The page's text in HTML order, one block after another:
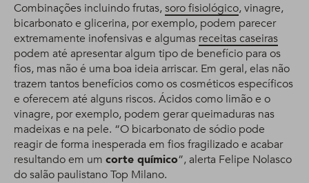
Combinações incluindo frutas,soro fisiológico, vinagre,
bicarbonato e glicerina, por exemplo, podem parecer
extremamente inofensivas e algumas receitas caseiras
podem até apresentar algum tipo de benefício para os
fios, mas não é uma boa ideia arriscar. Em geral, elas não
trazem tantos benefícios como os cosméticos específicos
e oferecem até alguns riscos. Ácidos como limão e o
vinagre, por exemplo, podem gerar queimaduras nas
madeixas e na pele. “O bicarbonato de sódio pode
reagir de forma inesperada em fios fragilizado e acabar
resultando em um corte químico”, alerta Felipe Nolasco
do salão paulistano Top Milano.